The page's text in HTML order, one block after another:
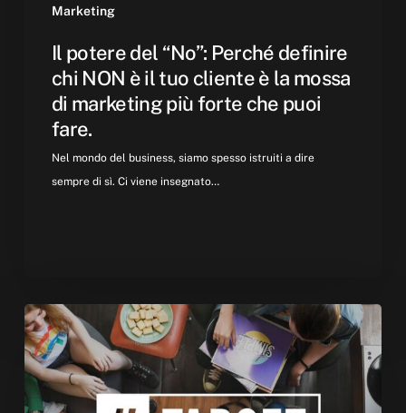
Marketing
cliente
mossa
marketing
forte
Il potere del “No”: Perché definire
chi NON è il tuo cliente è la mossa
di marketing più forte che puoi
fare.
Nel mondo del business, siamo spesso istruiti a dire
sempre di sì. Ci viene insegnato…
L’era
del
Retargeting
Etico: